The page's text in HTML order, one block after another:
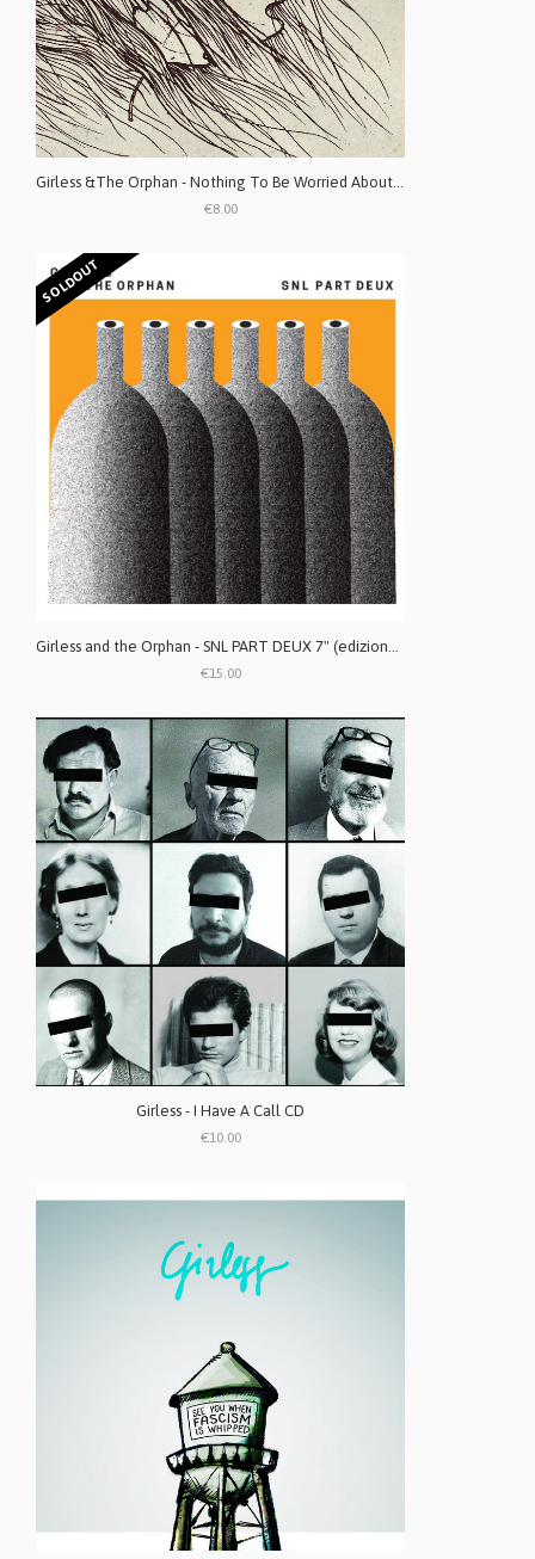
Girless &The Orphan - Nothing To Be Worried About Except Everything But You CD
€8.00
SOLDOUT
Girless and the Orphan - SNL PART DEUX 7" (edizione limitata)
€15.00
Girless - I Have A Call CD
€10.00